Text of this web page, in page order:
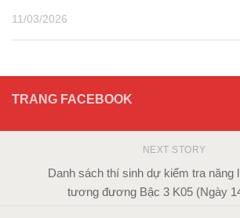
11/03/2026
TRANG FACEBOOK
NEXT STORY
Danh sách thí sinh dự kiểm tra năng
tương đương Bậc 3 K05 (Ngày